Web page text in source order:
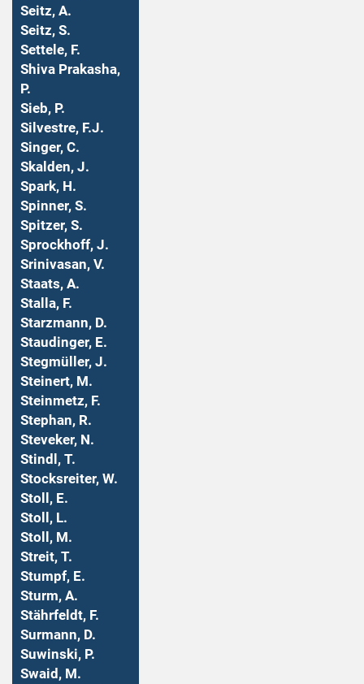
Seitz, A.
Seitz, S.
Settele, F.
Shiva Prakasha,
P.
Sieb, P.
Silvestre, F.J.
Singer, C.
Skalden, J.
Spark, H.
Spinner, S.
Spitzer, S.
Sprockhoff, J.
Srinivasan, V.
Staats, A.
Stalla, F.
Starzmann, D.
Staudinger, E.
Stegmüller, J.
Steinert, M.
Steinmetz, F.
Stephan, R.
Steveker, N.
Stindl, T.
Stocksreiter, W.
Stoll, E.
Stoll, L.
Stoll, M.
Streit, T.
Stumpf, E.
Sturm, A.
Stährfeldt, F.
Surmann, D.
Suwinski, P.
Swaid, M.